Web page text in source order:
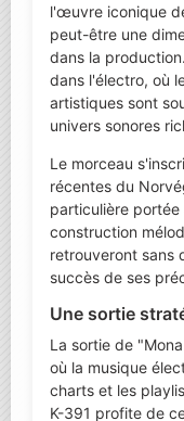
l'œuvre iconique
peut-être une
dans la
dans l'électro, où
artistiques sont
univers sonores
Le morceau
récentes du
particulière portée
construction
retrouveront sans
succès de ses
Une sortie
La sortie de
où la musique
charts et les
K-391 profite de